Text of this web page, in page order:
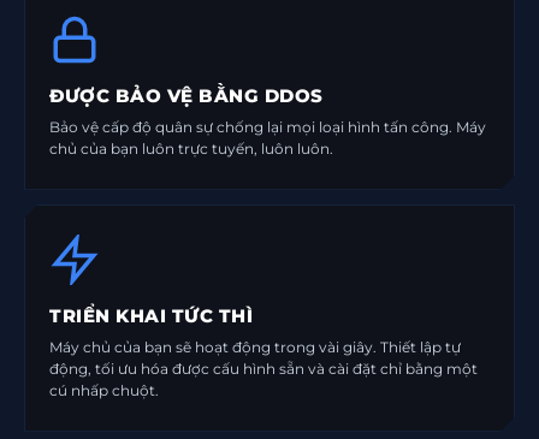
ĐƯỢC BẢO VỆ BẰNG DDOS
Bảo vệ cấp độ quân sự chống lại mọi loại hình tấn công. Máy
chủ của bạn luôn trực tuyến, luôn luôn.
TRIỂN KHAI TỨC THÌ
Máy chủ của bạn sẽ hoạt động trong vài giây. Thiết lập tự
động, tối ưu hóa được cấu hình sẵn và cài đặt chỉ bằng một
cú nhấp chuột.